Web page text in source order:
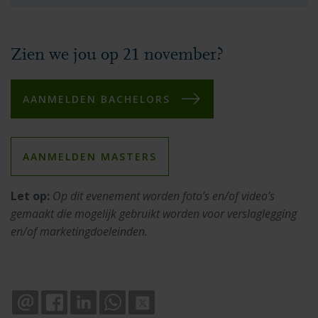
Zien we jou op 21 november?
AANMELDEN BACHELORS
AANMELDEN MASTERS
Let op: Op dit evenement worden foto’s en/of video’s
gemaakt die mogelijk gebruikt worden voor verslaglegging
en/of marketingdoeleinden.
EMAIL FACEBOOKLINKEDINWHATSAPP